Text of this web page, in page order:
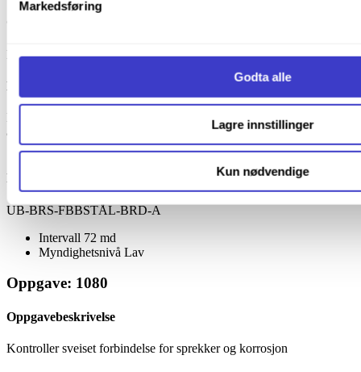
Informasjonskapsler (Cookies)
Markedsføring
Godta alle
Lagre innstillinger
Kun nødvendige
Oppgavebeskrivelse
Kontroller naglet/boltet forbindelse
Lang beskrivelse
Merknader:
a) Utføres av bruinspektør med kompetanse som angitt i vedlegg 4.a
[JD 527]
Dokumentreferanse
UB-BRS-FBBSTÅL-BRD-A
Intervall 72 md
Myndighetsnivå Lav
Oppgave: 1080
Oppgavebeskrivelse
Kontroller sveiset forbindelse for sprekker og korrosjon